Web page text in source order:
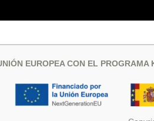
EUROPEA CON EL